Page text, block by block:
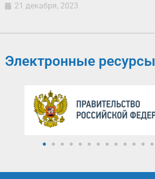
21 декабря, 2023
Электронные ресурсы